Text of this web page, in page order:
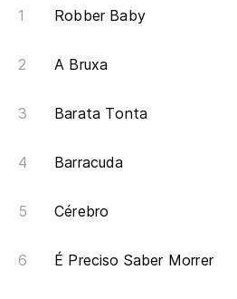
Robber Baby
A Bruxa
Barata Tonta
Barracuda
Cérebro
É Preciso Saber Morrer